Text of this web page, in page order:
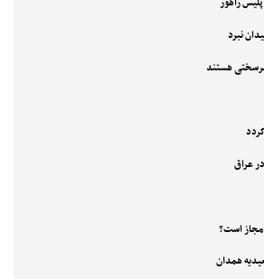
نبرد
سرسختی هستند
عراق
مجاز است؟
همدان